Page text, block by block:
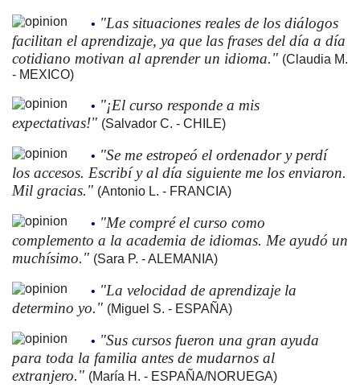
• "Las situaciones reales de los diálogos
facilitan el aprendizaje, ya que las frases del día a día
cotidiano motivan al aprender un idioma." (Claudia M.
- MEXICO)
• "¡El curso responde a mis
expectativas!" (Salvador C. - CHILE)
• "Se me estropeó el ordenador y perdí
los accesos. Escribí y al día siguiente me los enviaron.
Mil gracias." (Antonio L. - FRANCIA)
• "Me compré el curso como
complemento a la academia de idiomas. Me ayudó un
muchísimo." (Sara P. - ALEMANIA)
• "La velocidad de aprendizaje la
determino yo." (Miguel S. - ESPAÑA)
• "Sus cursos fueron una gran ayuda
para toda la familia antes de mudarnos al
extranjero." (María H. - ESPAÑA/NORUEGA)